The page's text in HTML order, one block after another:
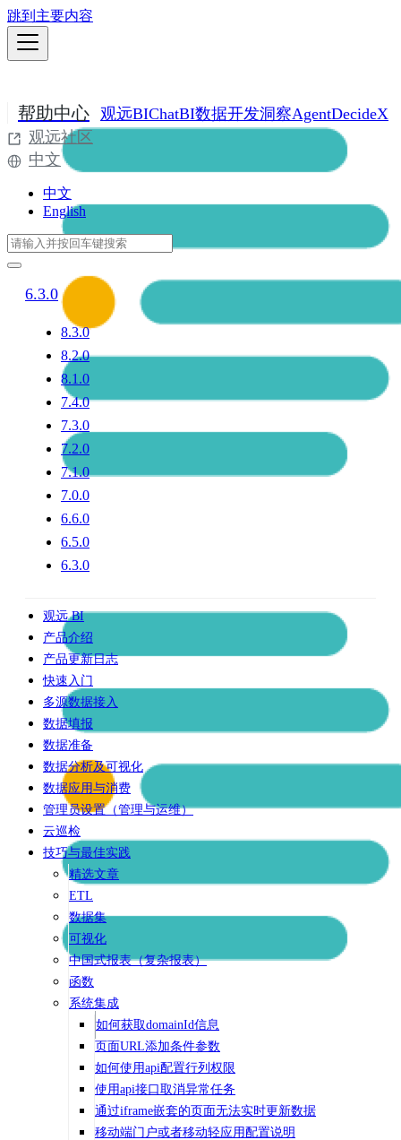
跳到主要内容
帮助中心 观远BIChatBI数据开发洞察AgentDecideX
观远社区
中文
中文
English
6.3.0
8.3.0
8.2.0
8.1.0
7.4.0
7.3.0
7.2.0
7.1.0
7.0.0
6.6.0
6.5.0
6.3.0
观远 BI
产品介绍
产品更新日志
快速入门
多源数据接入
数据填报
数据准备
数据分析及可视化
数据应用与消费
管理员设置（管理与运维）
云巡检
技巧与最佳实践
精选文章
ETL
数据集
可视化
中国式报表（复杂报表）
函数
系统集成
如何获取domainId信息
页面URL添加条件参数
如何使用api配置行列权限
使用api接口取消异常任务
通过iframe嵌套的页面无法实时更新数据
移动端门户或者移动轻应用配置说明